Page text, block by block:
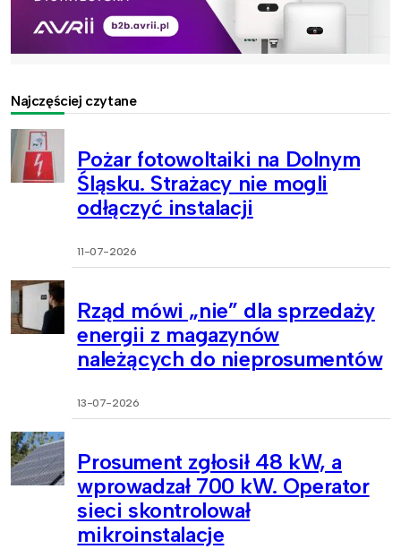
Najczęściej czytane
Pożar fotowoltaiki na Dolnym
Śląsku. Strażacy nie mogli
odłączyć instalacji
11-07-2026
Rząd mówi „nie” dla sprzedaży
energii z magazynów
należących do nieprosumentów
13-07-2026
Prosument zgłosił 48 kW, a
wprowadzał 700 kW. Operator
sieci skontrolował
mikroinstalacje